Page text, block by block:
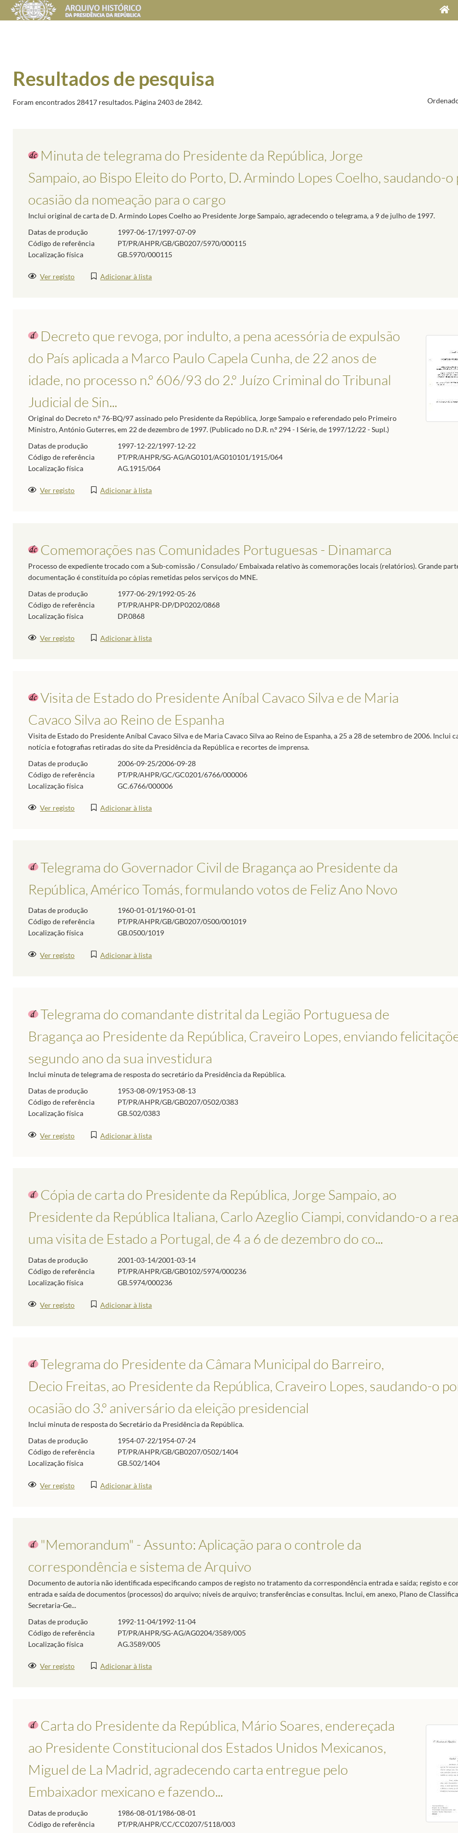
Resultados de pesquisa
Foram encontrados 28417 resultados.Página 2403 de 2842.
Minuta de telegrama do Presidente da República, Jorge
Sampaio, ao Bispo Eleito do Porto, D. Armindo Lopes Coelho, saudando-o
ocasião da nomeação para o cargo
Inclui original de carta de D. Armindo Lopes Coelho ao Presidente Jorge Sampaio, agradecendo o telegrama, a 9 de julho de 1997.
Datas de produção
1997-06-17/1997-07-09
Código de referência
PT/PR/AHPR/GB/GB0207/5970/000115
Localização física
GB.5970/000115
Ver registo Adicionar à lista
Decreto que revoga, por indulto, a pena acessória de expulsão
do País aplicada a Marco Paulo Capela Cunha, de 22 anos de
idade, no processo n.º 606/93 do 2.º Juízo Criminal do Tribunal
Judicial de Sin...
Original do Decreto n.º 76-BQ/97 assinado pelo Presidente da República, Jorge Sampaio e referendado pelo Primeiro
Ministro, António Guterres, em 22 de dezembro de 1997. (Publicado no D.R. n.º 294 - I Série, de 1997/12/22 - Supl.)
Datas de produção
1997-12-22/1997-12-22
Código de referência
PT/PR/AHPR/SG-AG/AG0101/AG010101/1915/064
Localização física
AG.1915/064
Ver registo Adicionar à lista
Comemorações nas Comunidades Portuguesas - Dinamarca
Processo de expediente trocado com a Sub-comissão / Consulado/ Embaixada relativo às comemorações locais (relatórios). Grande
documentação é constituída po cópias remetidas pelos serviços do MNE.
Datas de produção
1977-06-29/1992-05-26
Código de referência
PT/PR/AHPR-DP/DP0202/0868
Localização física
DP.0868
Ver registo Adicionar à lista
Visita de Estado do Presidente Aníbal Cavaco Silva e de Maria
Cavaco Silva ao Reino de Espanha
Visita de Estado do Presidente Aníbal Cavaco Silva e de Maria Cavaco Silva ao Reino de Espanha, a 25 a 28 de setembro de 2006. Inclui
notícia e fotografias retiradas do site da Presidência da República e recortes de imprensa.
Datas de produção
2006-09-25/2006-09-28
Código de referência
PT/PR/AHPR/GC/GC0201/6766/000006
Localização física
GC.6766/000006
Ver registo Adicionar à lista
Telegrama do Governador Civil de Bragança ao Presidente da
República, Américo Tomás, formulando votos de Feliz Ano Novo
Datas de produção
1960-01-01/1960-01-01
Código de referência
PT/PR/AHPR/GB/GB0207/0500/001019
Localização física
GB.0500/1019
Ver registo Adicionar à lista
Telegrama do comandante distrital da Legião Portuguesa de
Bragança ao Presidente da República, Craveiro Lopes, enviando
segundo ano da sua investidura
Inclui minuta de telegrama de resposta do secretário da Presidência da República.
Datas de produção
1953-08-09/1953-08-13
Código de referência
PT/PR/AHPR/GB/GB0207/0502/0383
Localização física
GB.502/0383
Ver registo Adicionar à lista
Cópia de carta do Presidente da República, Jorge Sampaio, ao
Presidente da República Italiana, Carlo Azeglio Ciampi, convidando-o a
uma visita de Estado a Portugal, de 4 a 6 de dezembro do co...
Datas de produção
2001-03-14/2001-03-14
Código de referência
PT/PR/AHPR/GB/GB0102/5974/000236
Localização física
GB.5974/000236
Ver registo Adicionar à lista
Telegrama do Presidente da Câmara Municipal do Barreiro,
Decio Freitas, ao Presidente da República, Craveiro Lopes, saudando-o
ocasião do 3.º aniversário da eleição presidencial
Inclui minuta de resposta do Secretário da Presidência da República.
Datas de produção
1954-07-22/1954-07-24
Código de referência
PT/PR/AHPR/GB/GB0207/0502/1404
Localização física
GB.502/1404
Ver registo Adicionar à lista
"Memorandum" - Assunto: Aplicação para o controle da
correspondência e sistema de Arquivo
Documento de autoria não identificada especificando campos de registo no tratamento da correspondência entrada e saída; registo e
entrada e saída de documentos (processos) do arquivo; níveis de arquivo; transferências e consultas. Inclui, em anexo, Plano de
Secretaria-Ge...
Datas de produção
1992-11-04/1992-11-04
Código de referência
PT/PR/AHPR/SG-AG/AG0204/3589/005
Localização física
AG.3589/005
Ver registo Adicionar à lista
Carta do Presidente da República, Mário Soares, endereçada
ao Presidente Constitucional dos Estados Unidos Mexicanos,
Miguel de La Madrid, agradecendo carta entregue pelo
Embaixador mexicano e fazendo...
Datas de produção
1986-08-01/1986-08-01
Código de referência
PT/PR/AHPR/CC/CC0207/5118/003